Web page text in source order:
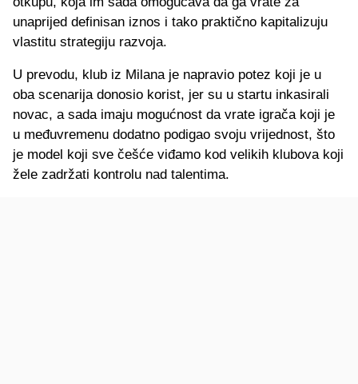
unaprijed definisan iznos i tako praktično kapitalizuju
vlastitu strategiju razvoja.
U prevodu, klub iz Milana je napravio potez koji je u
oba scenarija donosio korist, jer su u startu inkasirali
novac, a sada imaju mogućnost da vrate igrača koji je
u međuvremenu dodatno podigao svoju vrijednost, što
je model koji sve češće viđamo kod velikih klubova koji
žele zadržati kontrolu nad talentima.